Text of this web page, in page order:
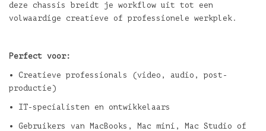
deze chassis breidt je workflow uit tot een
volwaardige creatieve of professionele werkplek.
Perfect voor:
• Creatieve professionals (video, audio, post-
productie)
• IT-specialisten en ontwikkelaars
• Gebruikers van MacBooks, Mac mini, Mac Studio of